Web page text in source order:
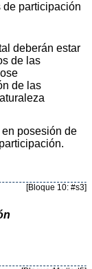
de participación
deberán estar
de las
de las
posesión de
[Bloque 10: #s3]